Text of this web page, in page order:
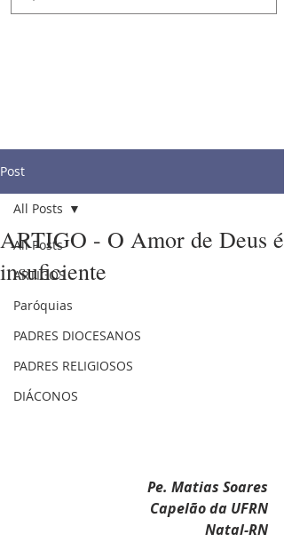
Post
All Posts
ARTIGOS
Paróquias
PADRES DIOCESANOS
PADRES RELIGIOSOS
DIÁCONOS
All Posts
ARTIGO - O Amor de Deus é
insuficiente
Pe. Matias Soares
Capelão da UFRN
Natal-RN